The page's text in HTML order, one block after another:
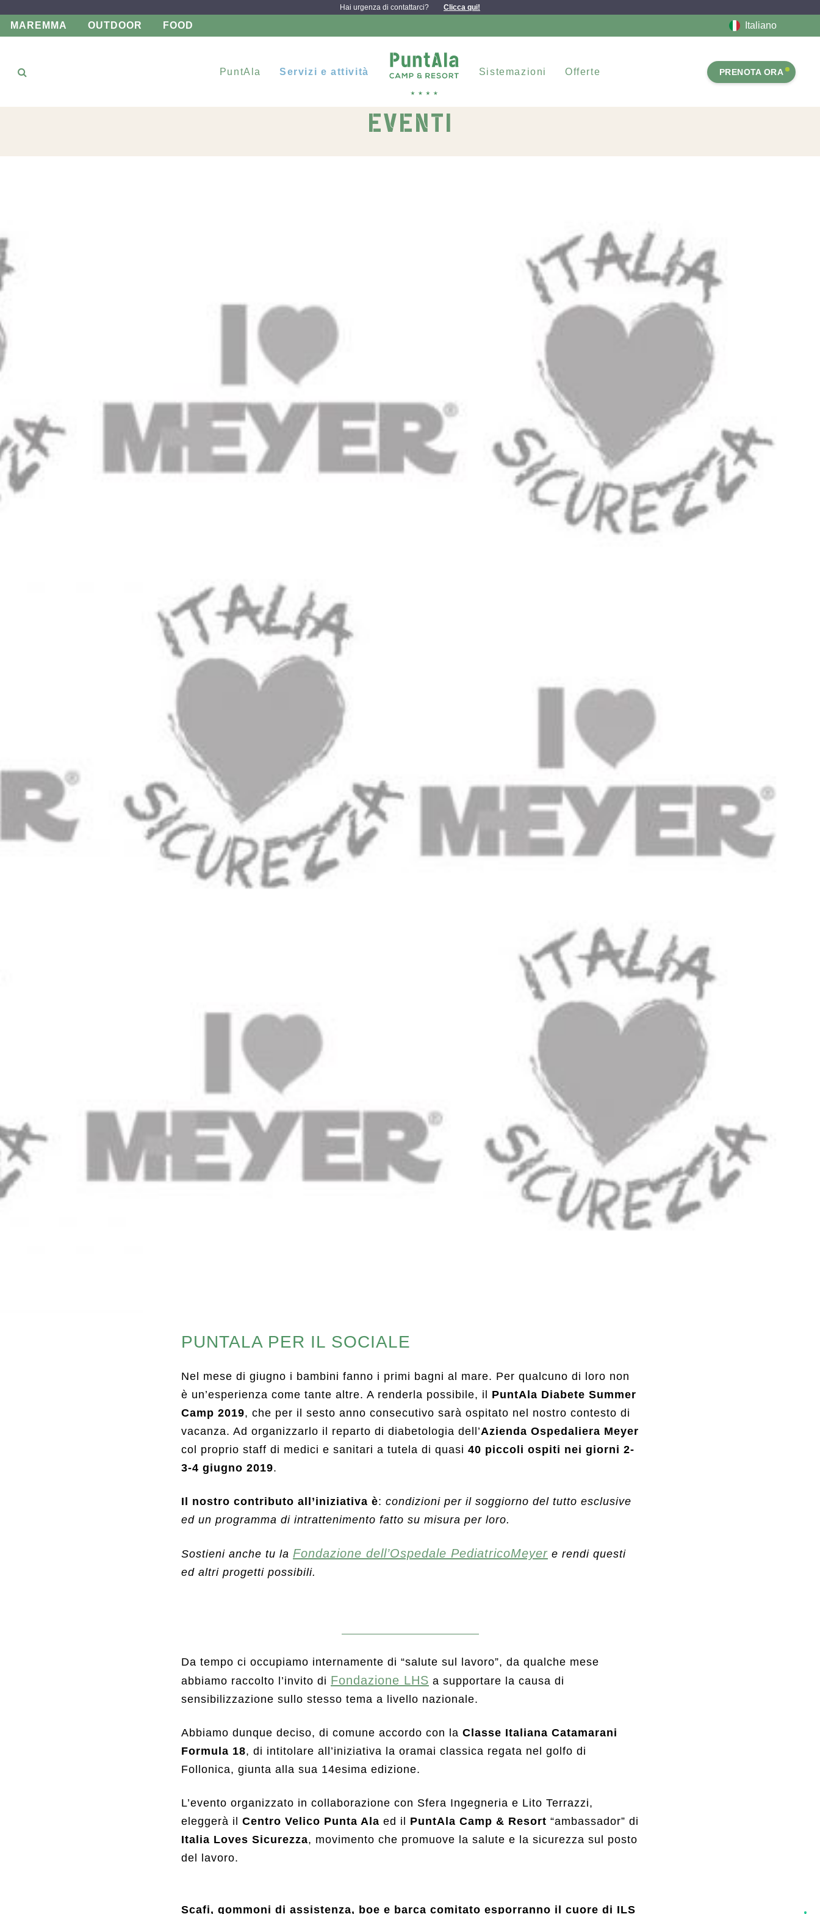
Hai urgenza di contattarci? Clicca qui!
MAREMMA OUTDOOR FOOD Italiano
PuntAla Servizi e attività Sistemazioni Offerte PRENOTA ORA
EVENTI
PUNTALA PER IL SOCIALE
Nel mese di giugno i bambini fanno i primi bagni al mare. Per qualcuno di loro non
è un’esperienza come tante altre. A renderla possibile, il PuntAla Diabete Summer
Camp 2019, che per il sesto anno consecutivo sarà ospitato nel nostro contesto di
vacanza. Ad organizzarlo il reparto di diabetologia dell’Azienda Ospedaliera Meyer
col proprio staff di medici e sanitari a tutela di quasi 40 piccoli ospiti nei giorni 2-
3-4 giugno 2019.
Il nostro contributo all’iniziativa è: condizioni per il soggiorno del tutto esclusive
ed un programma di intrattenimento fatto su misura per loro.
Sostieni anche tu la Fondazione dell’Ospedale PediatricoMeyer e rendi questi
ed altri progetti possibili.
Da tempo ci occupiamo internamente di “salute sul lavoro”, da qualche mese
abbiamo raccolto l’invito di Fondazione LHS a supportare la causa di
sensibilizzazione sullo stesso tema a livello nazionale.
Abbiamo dunque deciso, di comune accordo con la Classe Italiana Catamarani
Formula 18, di intitolare all’iniziativa la oramai classica regata nel golfo di
Follonica, giunta alla sua 14esima edizione.
L’evento organizzato in collaborazione con Sfera Ingegneria e Lito Terrazzi,
eleggerà il Centro Velico Punta Ala ed il PuntAla Camp & Resort “ambassador” di
Italia Loves Sicurezza, movimento che promuove la salute e la sicurezza sul posto
del lavoro.
Scafi, gommoni di assistenza, boe e barca comitato esporranno il cuore di ILS